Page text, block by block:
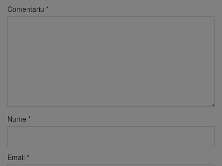
Comentariu *
Nume *
Email *